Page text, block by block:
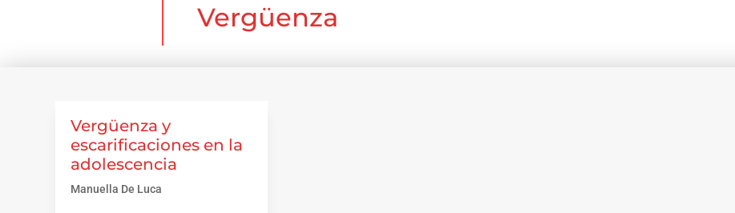
Vergüenza
Vergüenza y
escarificaciones en la
adolescencia
Manuella De Luca